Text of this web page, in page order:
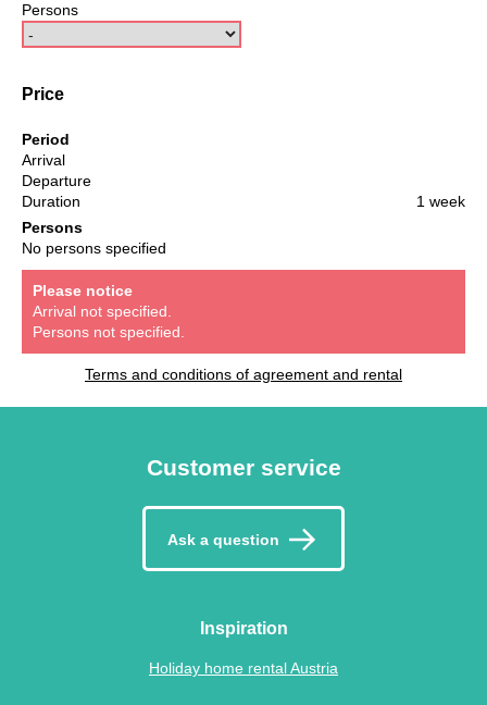
Persons
Price
Period
Arrival
Departure
Duration
1 week
Persons
No persons specified
Please notice
Arrival not specified.
Persons not specified.
Terms and conditions of agreement and rental
Customer service
Ask a question
Inspiration
Holiday home rental Austria